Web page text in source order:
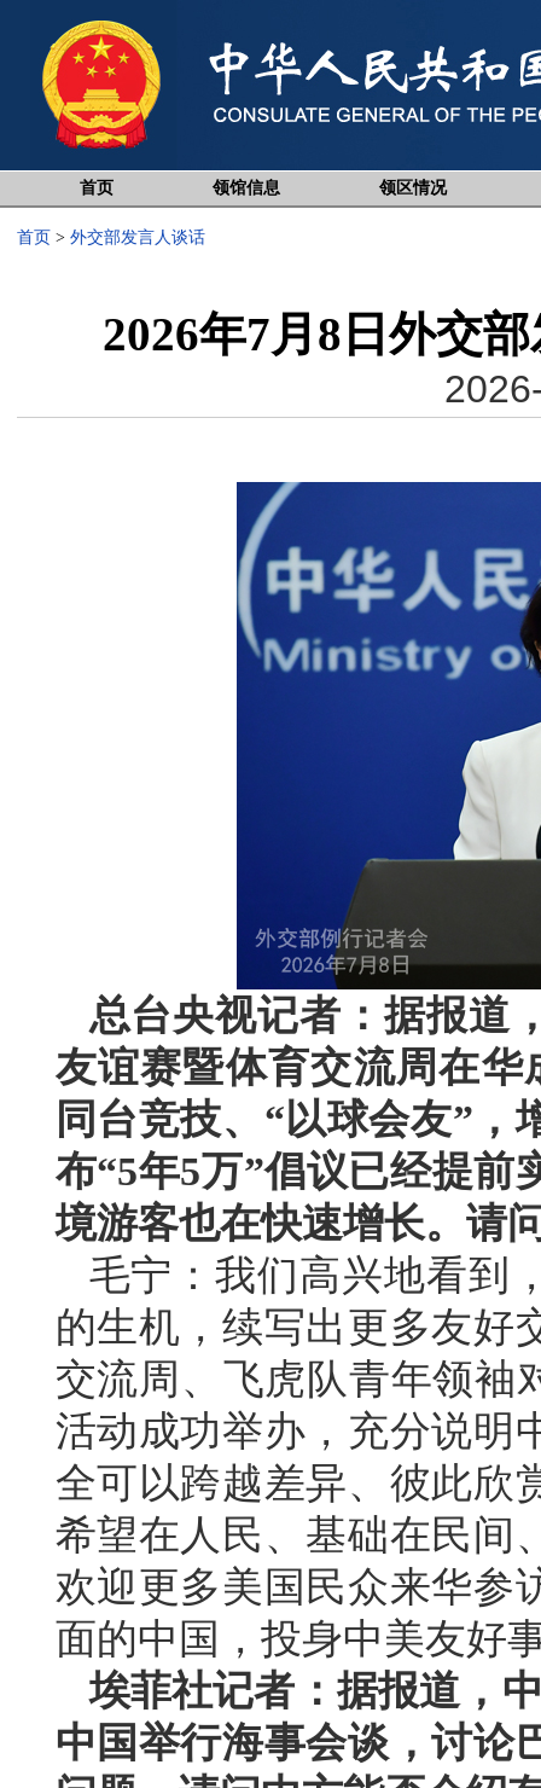
首页 领馆信息 领区情况
首页 > 外交部发言人谈话
2026年7月8日外交
总台央视记者：据报道
友谊赛暨体育交流周在
同台竞技、“以球会友”
布“5年5万”倡议已经提前
境游客也在快速增长。请
毛宁：我们高兴地看到
的生机，续写出更多友好
交流周、飞虎队青年领袖
活动成功举办，充分说明
全可以跨越差异、彼此欣
希望在人民、基础在民间
欢迎更多美国民众来华参
面的中国，投身中美友好
埃菲社记者：据报道，
中国举行海事会谈，讨论